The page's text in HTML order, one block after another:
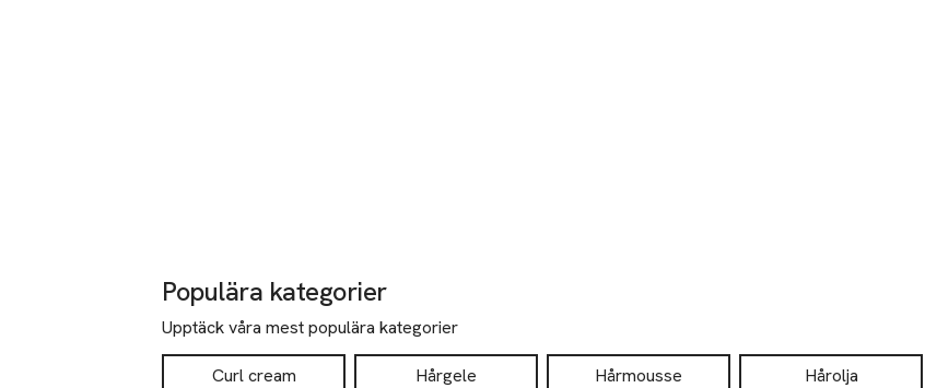
Populära kategorier
Upptäck våra mest populära kategorier
Curl cream Hårgele Hårmousse Hårolja